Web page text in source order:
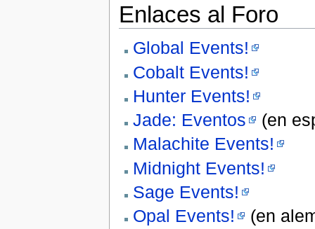
Enlaces al Foro
Global Events!
Cobalt Events!
Hunter Events!
Jade: Eventos
(en
Malachite Events!
Midnight Events!
Sage Events!
Opal Events!
(en